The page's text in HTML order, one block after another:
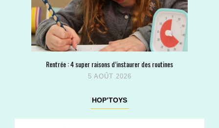
Rentrée : 4 super raisons d’instaurer des routines
5 AOÛT 2026
HOP’TOYS